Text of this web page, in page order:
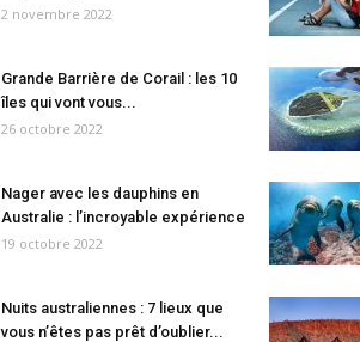
2 novembre 2022
Grande Barrière de Corail : les 10
îles qui vont vous...
26 octobre 2022
Nager avec les dauphins en
Australie : l’incroyable expérience
19 octobre 2022
Nuits australiennes : 7 lieux que
vous n’êtes pas prêt d’oublier...